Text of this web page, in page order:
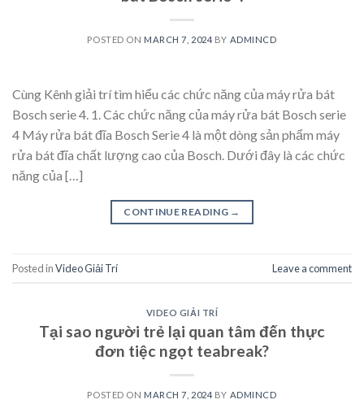
POSTED ON MARCH 7, 2024 BY ADMINCD
Cùng Kênh giải trí tìm hiểu các chức năng của máy rửa bát
Bosch serie 4. 1. Các chức năng của máy rửa bát Bosch serie
4 Máy rửa bát đĩa Bosch Serie 4 là một dòng sản phẩm máy
rửa bát đĩa chất lượng cao của Bosch. Dưới đây là các chức
năng của […]
CONTINUE READING →
Posted inVideo Giải Trí Leave a comment
VIDEO GIẢI TRÍ
Tại sao người trẻ lại quan tâm đến thực
đơn tiệc ngọt teabreak?
POSTED ON MARCH 7, 2024 BY ADMINCD